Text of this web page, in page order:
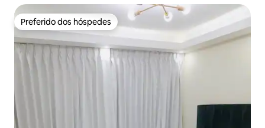
Preferido dos hóspedes
Preferido dos hóspedes